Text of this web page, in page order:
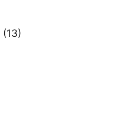
(13)